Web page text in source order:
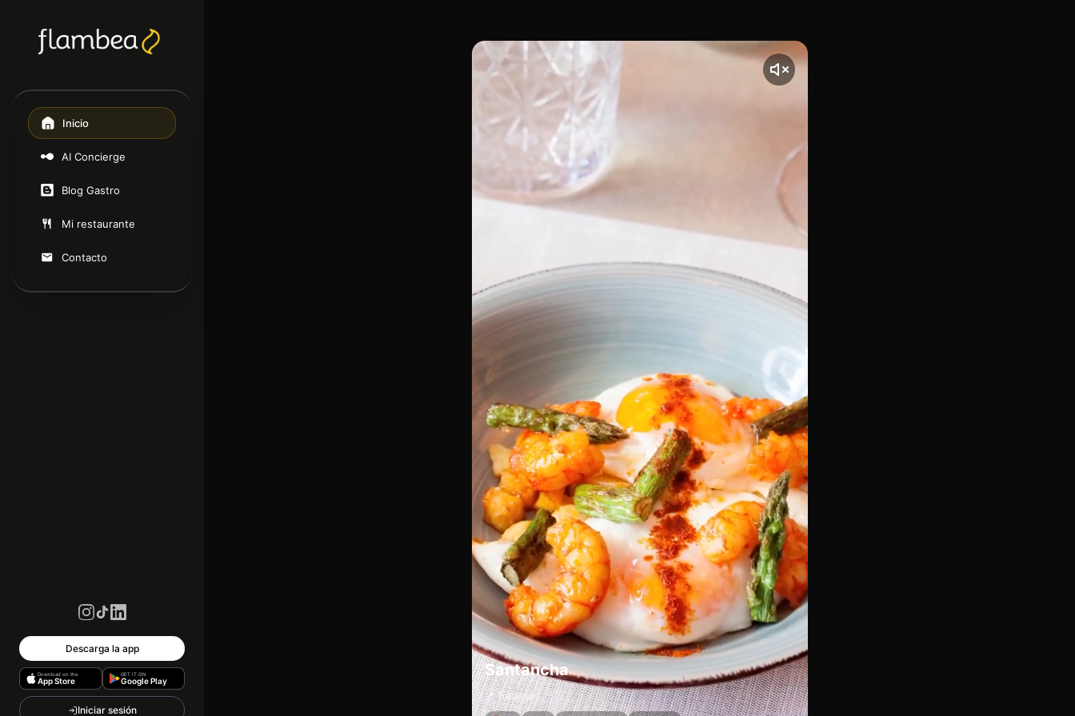
Inicio
AI Concierge
Blog Gastro
Mi restaurante
Contacto
Descarga la app
Download on the
App Store
GET IT ON
Google Play
Iniciar sesión
Santancha
📍 Trafalgar
En la Calle Santa Engracia 41, junto a la plaza de Chamberí, Santancha es el restaurante de los
[00:00 - Escena 1: Introducción y Ambiente] El vídeo comienza con una toma de Santancha,